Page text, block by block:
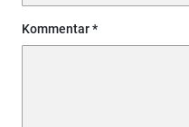
Kommentar